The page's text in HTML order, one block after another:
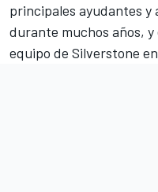
principales ayudantes y
durante muchos años,
equipo de Silverstone